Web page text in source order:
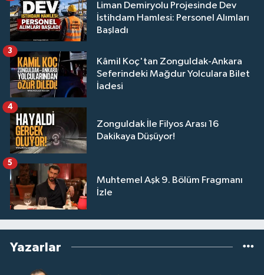
Liman Demiryolu Projesinde Dev
İstihdam Hamlesi: Personel Alımları
Başladı
Kâmil Koç'tan Zonguldak-Ankara
Seferindeki Mağdur Yolculara Bilet
İadesi
3
Zonguldak İle Filyos Arası 16
Dakikaya Düşüyor!
4
Muhtemel Aşk 9. Bölüm Fragmanı
İzle
5
Yazarlar